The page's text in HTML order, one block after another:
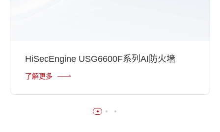
HiSecEngine USG6600F系列AI防火墙
了解更多